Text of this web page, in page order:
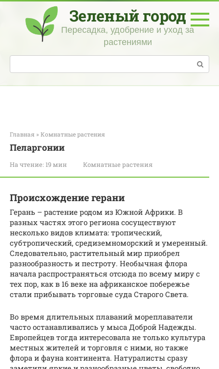
Перейти
контенту
Зеленый город
Пересадка, удобрение и уход за
растениями
Поиск:
Главная » Комнатные растения
Пеларгонии
На чтение: 19 мин Комнатные растения
Происхождение герани
Герань – растение родом из Южной Африки. В
разных частях этого региона сосуществуют
несколько видов климата: тропический,
субтропический, средиземноморский и умеренный.
Следовательно, растительный мир приобрел
разнообразность и пестроту. Необычная флора
начала распространяться отсюда по всему миру с
тех пор, как в 16 веке на африканское побережье
стали прибывать торговые суда Старого Света.
Во время длительных плаваний мореплаватели
часто останавливались у мыса Доброй Надежды.
Европейцев тогда интересовала не только культура
местных жителей и торговля с ними, но также
флора и фауна континента. Натуралисты сразу